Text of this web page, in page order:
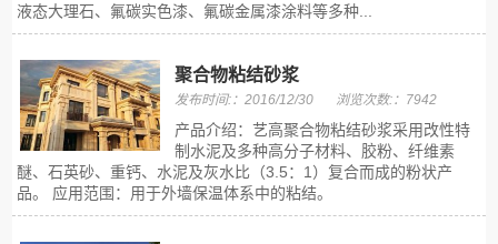
液态大理石、氟碳实色漆、氟碳金属漆涂料等多种...
聚合物粘结砂浆
发布时间:：2016/12/30 浏览次数:：7942
产品介绍：艺高聚合物粘结砂浆采用改性特
制水泥及多种高分子材料、胶粉、纤维素
醚、石英砂、重钙、水泥及灰水比（3.5：1）复合而成的粉状产
品。 应用范围：用于外墙保温体系中的粘结。